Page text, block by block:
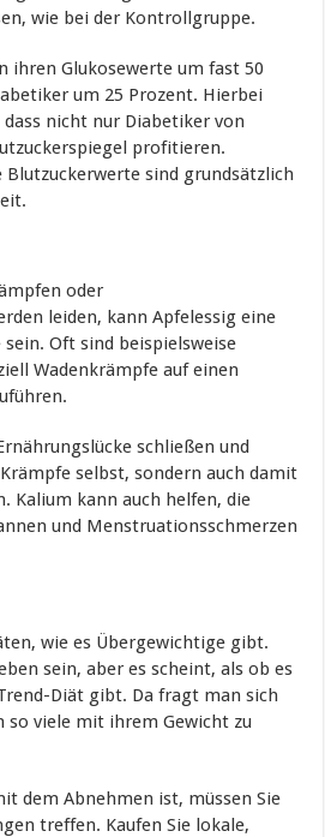
wie bei der Kontrollgruppe.
ihren Glukosewerte um fast 50
um 25 Prozent. Hierbei
nicht nur Diabetiker von
profitieren.
sind grundsätzlich
oder
leiden, kann Apfelessig eine
Oft sind beispielsweise
Wadenkrämpfe auf einen
schließen und
selbst, sondern auch damit
Kalium kann auch helfen, die
und Menstruationsschmerzen
wie es Übergewichtige gibt.
sein, aber es scheint, als ob es
Diät gibt. Da fragt man sich
so viele mit ihrem Gewicht zu
dem Abnehmen ist, müssen Sie
treffen. Kaufen Sie lokale,